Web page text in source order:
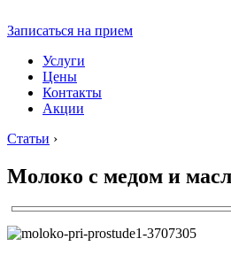
Записаться на прием
Услуги
Цены
Контакты
Акции
Статьи ›
Молоко с медом и